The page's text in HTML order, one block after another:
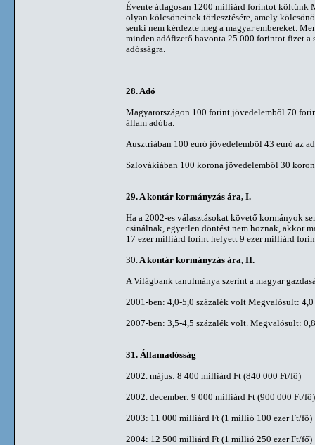
Évente átlagosan 1200 milliárd forintot költünk
olyan kölcsöneinek törlesztésére, amely
senki nem kérdezte meg a magyar embereket.
minden adófizető havonta 25 000 forintot fizet a
adósságra.
28. Adó
Magyarországon 100 forint jövedelemből 70
állam adóba.
Ausztriában 100 euró jövedelemből 43 euró az
Szlovákiában 100 korona jövedelemből 30
29. A kontár kormányzás ára, I.
Ha a 2002-es választásokat követő kormányok
csinálnak, egyetlen döntést nem hoznak, akkor
17 ezer milliárd forint helyett 9 ezer milliárd
30. A kontár kormányzás ára, II.
A Világbank tanulmánya szerint a magyar
2001-ben: 4,0-5,0 százalék volt Megvalósult: 4,0
2007-ben: 3,5-4,5 százalék volt. Megvalósult:
31. Államadósság
2002. május: 8 400 milliárd Ft (840 000 Ft/fő)
2002. december: 9 000 milliárd Ft (900 000 Ft/fő)
2003: 11 000 milliárd Ft (1 millió 100 ezer Ft/fő)
2004: 12 500 milliárd Ft (1 millió 250 ezer Ft/fő)